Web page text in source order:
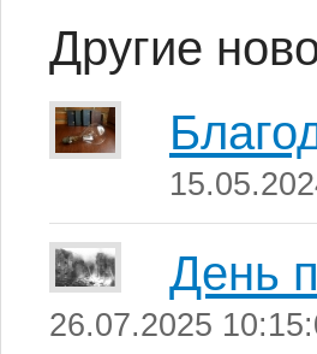
Другие
День
26.07.2025